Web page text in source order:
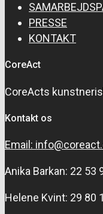
PRESSE
KONTAKT
CoreAct
CoreActs
Kontakt os
Email:
Anika Barkan: 22 53
Helene Kvint: 29 80